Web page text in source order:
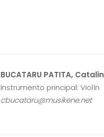
BUCATARU PATITA, Catalin
Instrumento principal: Violín
cbucataru@musikene.net